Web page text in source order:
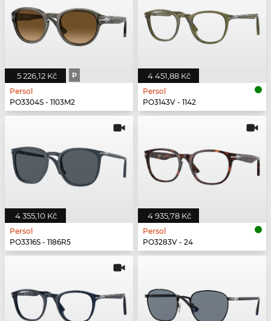
5 226,12 Kč P
Persol
PO3304S - 1103M2
4 451,88 Kč
Persol
PO3143V - 1142
4 355,10 Kč
Persol
PO3316S - 1186R5
4 935,78 Kč
Persol
PO3283V - 24